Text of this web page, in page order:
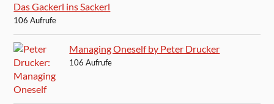
Das Gackerl ins Sackerl
106 Aufrufe
Managing Oneself by Peter Drucker
106 Aufrufe